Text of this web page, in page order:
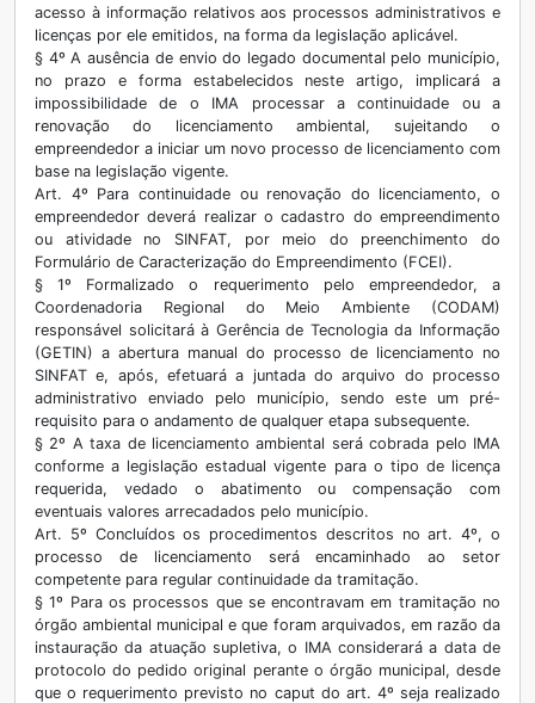
acesso à informação relativos aos processos administrativos e
licenças por ele emitidos, na forma da legislação aplicável.
§ 4º A ausência de envio do legado documental pelo município,
no prazo e forma estabelecidos neste artigo, implicará a
impossibilidade de o IMA processar a continuidade ou a
renovação do licenciamento ambiental, sujeitando o
empreendedor a iniciar um novo processo de licenciamento com
base na legislação vigente.
Art. 4º Para continuidade ou renovação do licenciamento, o
empreendedor deverá realizar o cadastro do empreendimento
ou atividade no SINFAT, por meio do preenchimento do
Formulário de Caracterização do Empreendimento (FCEI).
§ 1º Formalizado o requerimento pelo empreendedor, a
Coordenadoria Regional do Meio Ambiente (CODAM)
responsável solicitará à Gerência de Tecnologia da Informação
(GETIN) a abertura manual do processo de licenciamento no
SINFAT e, após, efetuará a juntada do arquivo do processo
administrativo enviado pelo município, sendo este um pré-
requisito para o andamento de qualquer etapa subsequente.
§ 2º A taxa de licenciamento ambiental será cobrada pelo IMA
conforme a legislação estadual vigente para o tipo de licença
requerida, vedado o abatimento ou compensação com
eventuais valores arrecadados pelo município.
Art. 5º Concluídos os procedimentos descritos no art. 4º, o
processo de licenciamento será encaminhado ao setor
competente para regular continuidade da tramitação.
§ 1º Para os processos que se encontravam em tramitação no
órgão ambiental municipal e que foram arquivados, em razão da
instauração da atuação supletiva, o IMA considerará a data de
protocolo do pedido original perante o órgão municipal, desde
que o requerimento previsto no caput do art. 4º seja realizado